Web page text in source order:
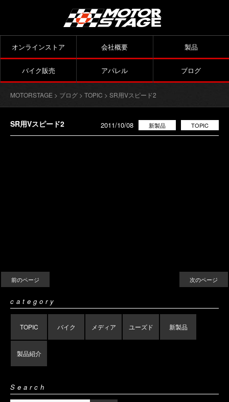
オンラインストア 会社概要 製品
バイク販売 アパレル ブログ
MOTORSTAGE > ブログ > TOPIC > SR用Vスピード2
SR用Vスピード2 TOPIC
新製品
2011/10/08
前のページ 次のページ
category
TOPIC バイク メディア ユーズド 新製品
製品紹介
Search